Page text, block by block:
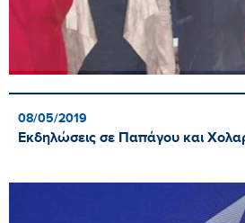
08/05/2019
Εκδηλώσεις σε Παπάγου και